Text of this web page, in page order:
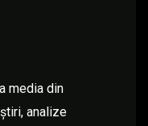
media din
analize